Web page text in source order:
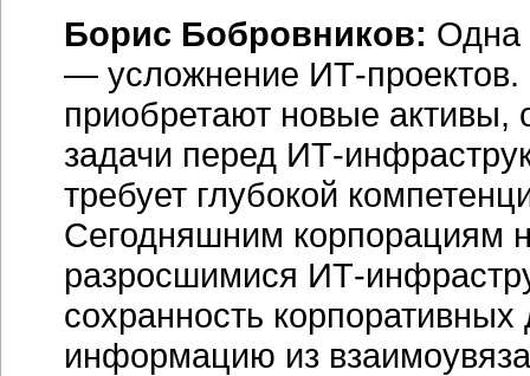
Борис Бобровников: Одна
— усложнение ИТ-проектов.
приобретают новые
задачи перед ИТ-
требует глубокой
Сегодняшним корпорациям
разросшимися ИТ-
сохранность
информацию из